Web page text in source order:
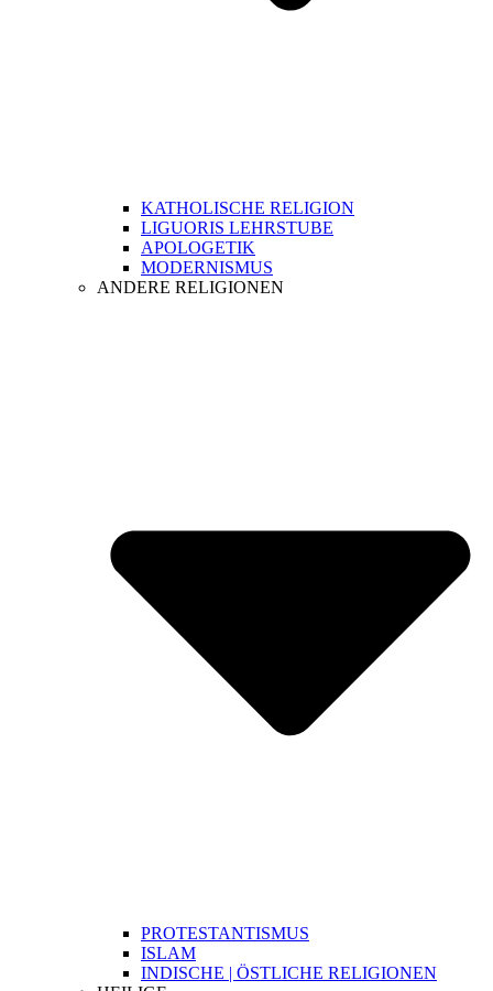
KATHOLISCHE RELIGION
LIGUORIS LEHRSTUBE
APOLOGETIK
MODERNISMUS
ANDERE RELIGIONEN
PROTESTANTISMUS
ISLAM
INDISCHE | ÖSTLICHE RELIGIONEN